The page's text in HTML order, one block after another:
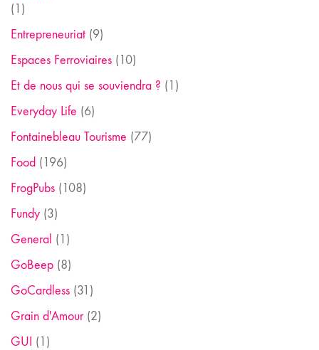
(1)
Entrepreneuriat (9)
Espaces Ferroviaires (10)
Et de nous qui se souviendra ? (1)
Everyday Life (6)
Fontainebleau Tourisme (77)
Food (196)
FrogPubs (108)
Fundy (3)
General (1)
GoBeep (8)
GoCardless (31)
Grain d'Amour(2)
GUI (1)